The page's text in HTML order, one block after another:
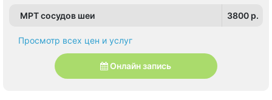
МРТ сосудов шеи 3800 p.
Просмотр всех цен и услуг
Онлайн запись